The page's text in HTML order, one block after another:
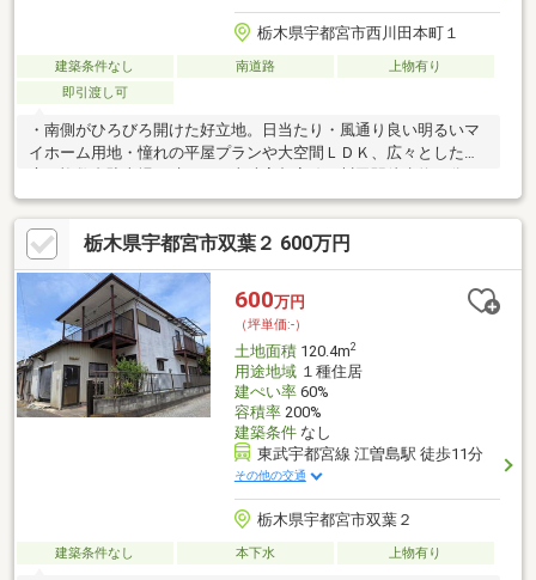
栃木県宇都宮市西川田本町１
建築条件なし 南道路
上物有り
即引渡し可
・南側がひろびろ開けた好立地。日当たり・風通り良い明るいマ
イホーム用地・憧れの平屋プランや大空間ＬＤＫ、広々とした南
主要道路への移動もスムーズな快適ロケーション・栃木県総合運
動公園・カンセキスタジアムが身近！休日には公園へ散策・たい
らや西川田店徒歩約５分 アピタ宇都宮店まで車で約７分と日常
のお買い物もスムーズ ≪現地 ご案内可能でございます≫実
際に土地の所在を確認することで、日当たりや、建物を建てる際
のイメージがつきやすくなりますぜひ一度、弊社スタッフと一緒
に現地をみてみませんか？お気軽にお問合せください。
栃木県宇都宮市双葉２ 600万円
600万円
（坪単価:-）
土地面積120.4m2
用途地域１種住居
建ぺい率60%
容積率200%
建築条件なし
東武宇都宮線 江曽島駅 徒歩11分
その他の交通
栃木県宇都宮市双葉２
建築条件なし 本下水 上物有り